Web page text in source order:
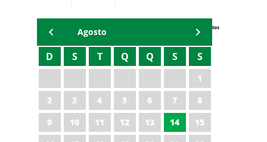
Eventos
Agosto
D S T Q Q S S
1
2
3 4 5 6 7
8
9
10 11 12 13 14
15